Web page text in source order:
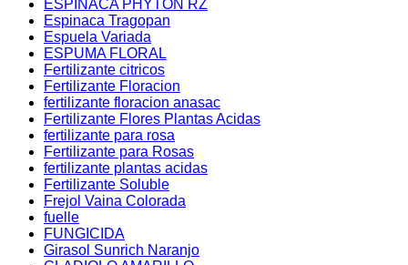
ESPINACA PHYTON RZ
Espinaca Tragopan
Espuela Variada
ESPUMA FLORAL
Fertilizante citricos
Fertilizante Floracion
fertilizante floracion anasac
Fertilizante Flores Plantas Acidas
fertilizante para rosa
Fertilizante para Rosas
fertilizante plantas acidas
Fertilizante Soluble
Frejol Vaina Colorada
fuelle
FUNGICIDA
Girasol Sunrich Naranjo